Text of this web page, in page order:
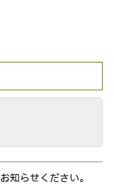
知らせください。